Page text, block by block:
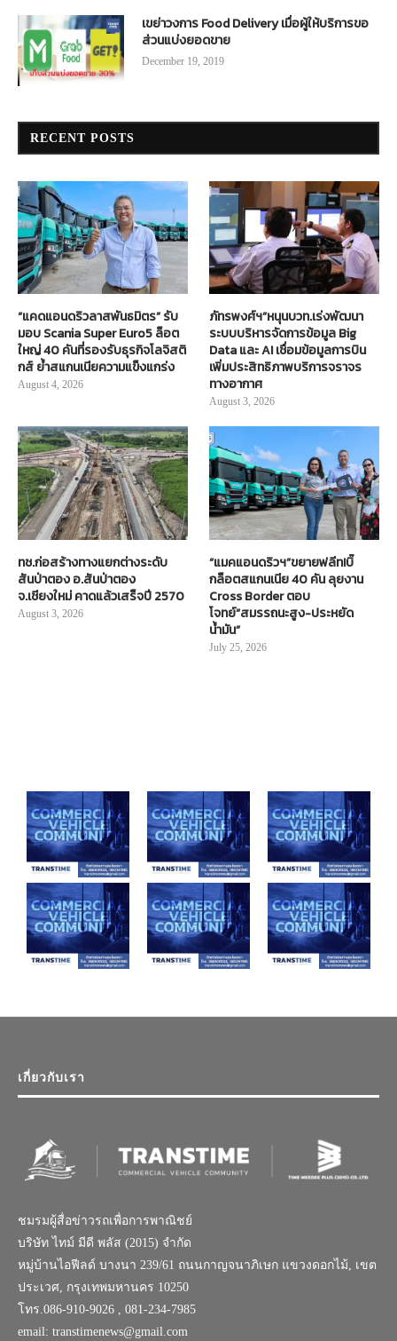
เขย่าวงการ Food Delivery เมื่อผู้ให้บริการขอ
ส่วนแบ่งยอดขาย
December 19, 2019
RECENT POSTS
“แคดแอนดริวลาสพันธมิตร” รับ
มอบ Scania Super Euro5 ล็อต
ใหญ่ 40 คันที่รองรับธุรกิจโลจิสติ
กส์ ย้ำสแกนเนียความแข็งแกร่ง
August 4, 2026
ภัทรพงศ์ฯ”หนุนบวท.เร่งพัฒนา
ระบบบริหารจัดการข้อมูล Big
Data และ AI เชื่อมข้อมูลการบิน
เพิ่มประสิทธิภาพบริการจราจร
ทางอากาศ
August 3, 2026
ทช.ก่อสร้างทางแยกต่างระดับ
สันป่าตอง อ.สันป่าตอง
จ.เชียงใหม่ คาดแล้วเสร็จปี 2570
August 3, 2026
“แมคแอนดริวฯ”ขยายฟลีท!บิ๊
กล็อตสแกนเนีย 40 คัน ลุยงาน
Cross Border ตอบ
โจทย์“สมรรถนะสูง-ประหยัด
น้ำมัน”
July 25, 2026
เกี่ยวกับเรา
ชมรมผู้สื่อข่าวรถเพื่อการพาณิชย์
บริษัท ไทม์ มีดี พลัส (2015) จำกัด
หมู่บ้านไอฟีลด์ บางนา 239/61 ถนนกาญจนาภิเษก แขวงดอกไม้, เขต
ประเวศ, กรุงเทพมหานคร 10250
โทร.086-910-9026 , 081-234-7985
email: transtimenews@gmail.com